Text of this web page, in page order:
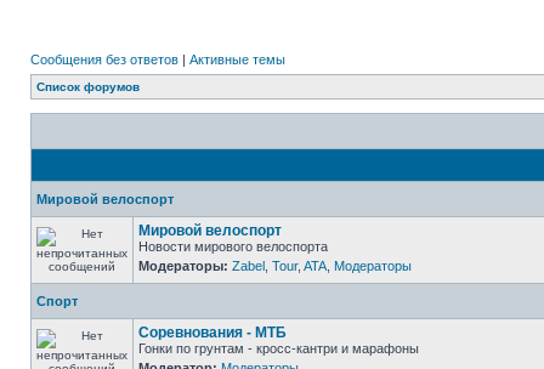
Сообщения без ответов | Активные темы
Список форумов
Мировой велоспорт
Мировой велоспорт
Новости мирового велоспорта
Модераторы: Zabel Tour, ATA Модераторы
Спорт
Соревнования - МТБ
Гонки по грунтам - кросс-кантри и марафоны